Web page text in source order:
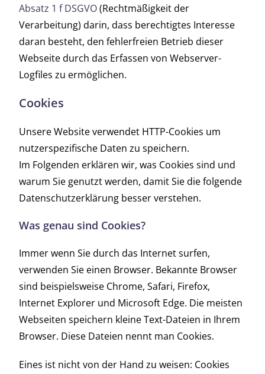
Absatz 1 f DSGVO(Rechtmäßigkeit der
Verarbeitung) darin, dass berechtigtes Interesse
daran besteht, den fehlerfreien Betrieb dieser
Webseite durch das Erfassen von Webserver-
Logfiles zu ermöglichen.
Cookies
Unsere Website verwendet HTTP-Cookies um
nutzerspezifische Daten zu speichern.
Im Folgenden erklären wir, was Cookies sind und
warum Sie genutzt werden, damit Sie die folgende
Datenschutzerklärung besser verstehen.
Was genau sind Cookies?
Immer wenn Sie durch das Internet surfen,
verwenden Sie einen Browser. Bekannte Browser
sind beispielsweise Chrome, Safari, Firefox,
Internet Explorer und Microsoft Edge. Die meisten
Webseiten speichern kleine Text-Dateien in Ihrem
Browser. Diese Dateien nennt man Cookies.
Eines ist nicht von der Hand zu weisen: Cookies